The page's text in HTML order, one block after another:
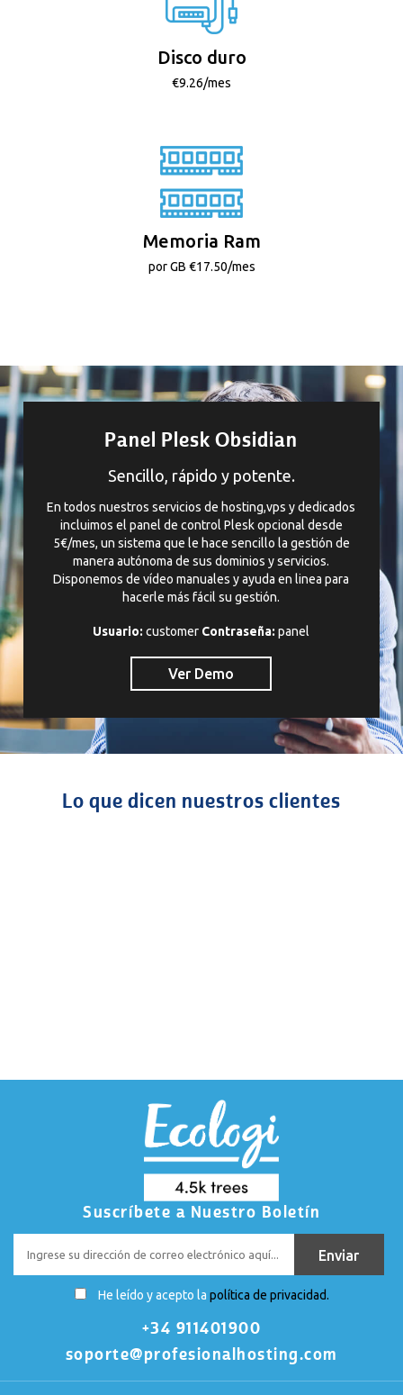
Disco duro
€9.26/mes
Memoria Ram
por GB €17.50/mes
Panel Plesk Obsidian
Sencillo, rápido y potente.
En todos nuestros servicios de hosting,vps y dedicados
incluimos el panel de control Plesk opcional desde
5€/mes, un sistema que le hace sencillo la gestión de
manera autónoma de sus dominios y servicios.
Disponemos de vídeo manuales y ayuda en linea para
hacerle más fácil su gestión.
Usuario: customer Contraseña: panel
Ver Demo
Lo que dicen nuestros clientes
Suscríbete a Nuestro Boletín
He leído y acepto la política de privacidad.
+34 911401900
soporte@profesionalhosting.com